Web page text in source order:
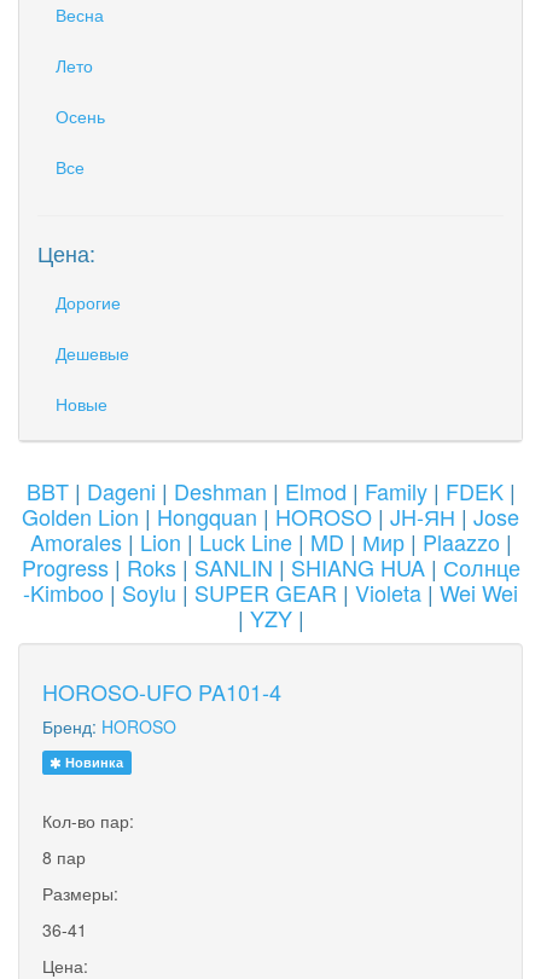
Весна
Лето
Осень
Все
Цена:
Дорогие
Дешевые
Новые
BBT| Dageni | Deshman | Elmod | Family| FDEK|
Golden Lion | Hongquan |HOROSO | JH-ЯН | Jose
Amorales| Lion | Luck Line | MD | Мир| Plaazzo |
Progress| Roks|SANLIN | SHIANG HUA| Солнце
-Kimboo |Soylu | SUPER GEAR | Violeta |Wei Wei
| YZY|
HOROSO-UFO PA101-4
Бренд: HOROSO
Новинка
Кол-во пар:
8 пар
Размеры:
36-41
Цена: